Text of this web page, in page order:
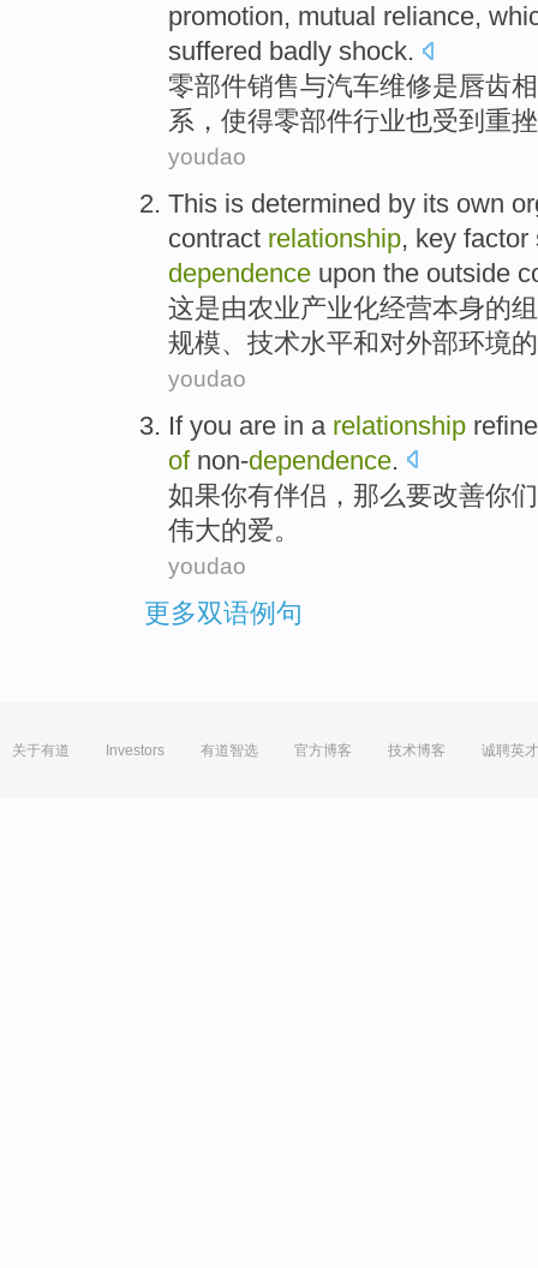
promotion, mutual reliance,
suffered badly shock.
零部件销售与汽车维修是唇齿
系 ， 使得零部件行业也受到 重挫
youdao
This is determined by its own
contract relationship, key factor
dependence upon the outside
这是由农业产业化经营本身的
规模、 技术水平和对外部环境的
youdao
If you are in a relationship refine
of non-dependence.
如果你有伴侣 ，那么要改善你们
伟大的爱。
youdao
更多双语例句
关于有道 Investors 有道智选 官方博客 技术博客 诚聘英才